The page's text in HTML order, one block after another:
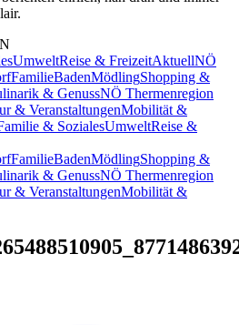
UmweltReise & FreizeitAktuellNÖ
FamilieBadenMödlingShopping &
& GenussNÖ Thermenregion
& VeranstaltungenMobilität &
& SozialesUmweltReise &
FamilieBadenMödlingShopping &
& GenussNÖ Thermenregion
& VeranstaltungenMobilität &